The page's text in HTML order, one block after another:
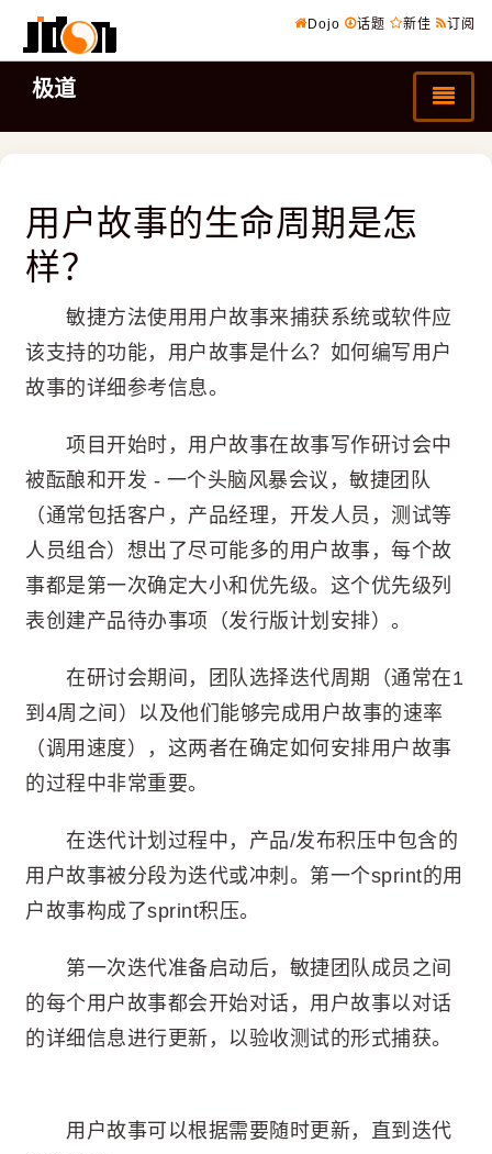
Dojo 话题 新佳 订阅
极道
用户故事的生命周期是怎
样？
敏捷方法使用用户故事来捕获系统或软件应
该支持的功能，用户故事是什么？如何编写用户
故事的详细参考信息。
项目开始时，用户故事在故事写作研讨会中
被酝酿和开发 - 一个头脑风暴会议，敏捷团队
（通常包括客户，产品经理，开发人员，测试等
人员组合）想出了尽可能多的用户故事，每个故
事都是第一次确定大小和优先级。这个优先级列
表创建产品待办事项（发行版计划安排）。
在研讨会期间，团队选择迭代周期（通常在1
到4周之间）以及他们能够完成用户故事的速率
（调用速度），这两者在确定如何安排用户故事
的过程中非常重要。
在迭代计划过程中，产品/发布积压中包含的
用户故事被分段为迭代或冲刺。第一个sprint的用
户故事构成了sprint积压。
第一次迭代准备启动后，敏捷团队成员之间
的每个用户故事都会开始对话，用户故事以对话
的详细信息进行更新，以验收测试的形式捕获。
用户故事可以根据需要随时更新，直到迭代